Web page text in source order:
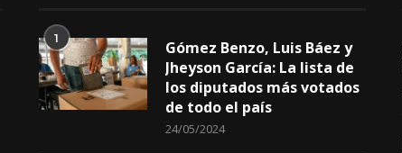
1
Gómez Benzo, Luis Báez y
Jheyson García: La lista de
los diputados más votados
de todo el país
24/05/2024